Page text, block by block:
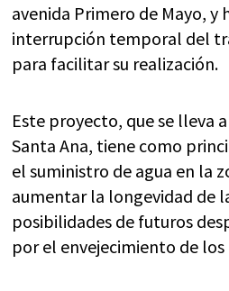
avenida Primero de Mayo, y
interrupción temporal del
para facilitar su realización.
Este proyecto, que se lleva
Santa Ana, tiene como
el suministro de agua en la
aumentar la longevidad de
posibilidades de futuros
por el envejecimiento de